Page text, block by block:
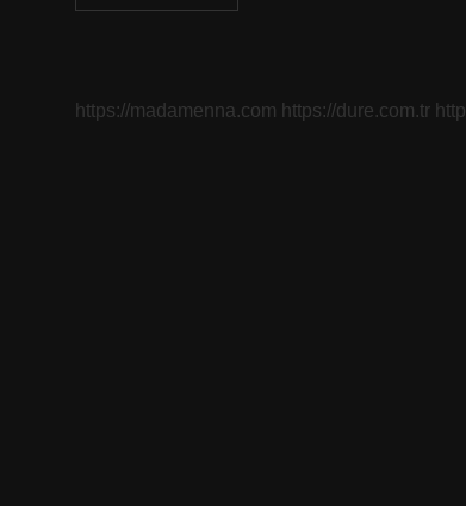
Trikrom
https://madamenna.com https://dure.com.tr